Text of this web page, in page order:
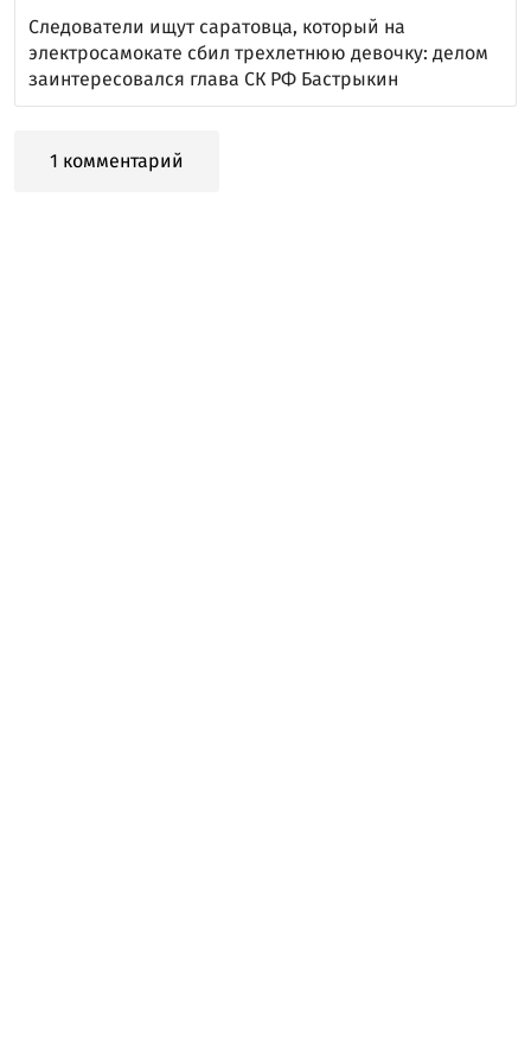
Следователи ищут саратовца, который на
электросамокате сбил трехлетнюю девочку: делом
заинтересовался глава СК РФ Бастрыкин
1 комментарий